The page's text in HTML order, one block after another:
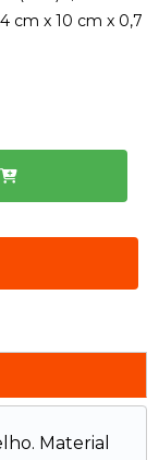
cm x 10 cm x 0,7
Material